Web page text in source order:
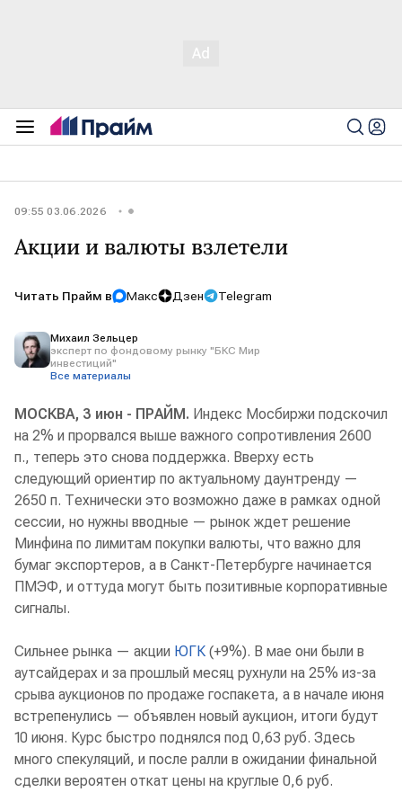
09:55 03.06.2026
Акции и валюты взлетели
Читать Прайм в Макс Дзен Telegram
Михаил Зельцер
эксперт по фондовому рынку "БКС Мир
инвестиций"
Все материалы
МОСКВА, 3 июн - ПРАЙМ. Индекс Мосбиржи подскочил
на 2% и прорвался выше важного сопротивления 2600
п., теперь это снова поддержка. Вверху есть
следующий ориентир по актуальному даунтренду —
2650 п. Технически это возможно даже в рамках одной
сессии, но нужны вводные — рынок ждет решение
Минфина по лимитам покупки валюты, что важно для
бумаг экспортеров, а в Санкт-Петербурге начинается
ПМЭФ, и оттуда могут быть позитивные корпоративные
сигналы.
Сильнее рынка — акции ЮГК (+9%). В мае они были в
аутсайдерах и за прошлый месяц рухнули на 25% из-за
срыва аукционов по продаже госпакета, а в начале июня
встрепенулись — объявлен новый аукцион, итоги будут
10 июня. Курс быстро поднялся под 0,63 руб. Здесь
много спекуляций, и после ралли в ожидании финальной
сделки вероятен откат цены на круглые 0,6 руб.